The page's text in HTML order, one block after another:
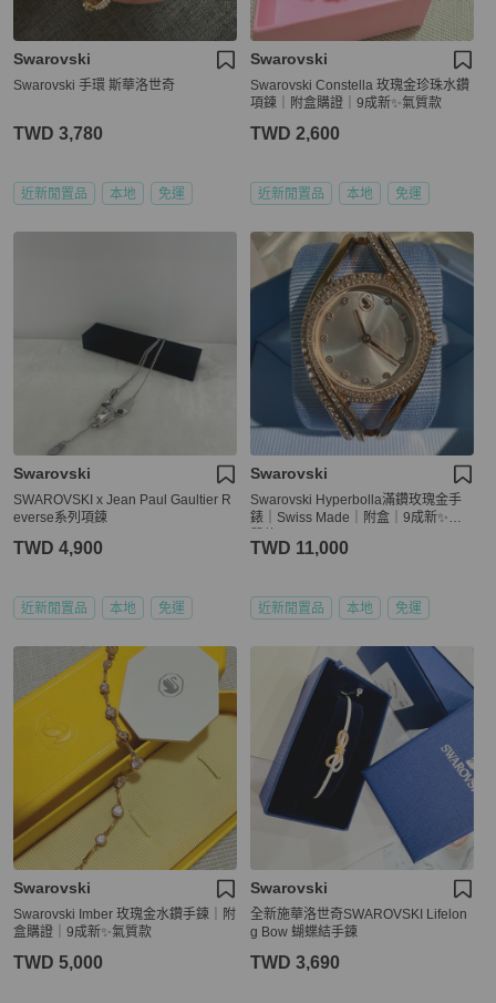
Swarovski
Swarovski 手環 斯華洛世奇
TWD 3,780
近新閒置品 本地 免運
Swarovski
Swarovski Constella 玫瑰金珍珠水鑽
項鍊｜附盒購證｜9成新✨氣質款
TWD 2,600
近新閒置品 本地 免運
Swarovski
SWAROVSKI x Jean Paul Gaultier R
everse系列項鍊
TWD 4,900
近新閒置品 本地 免運
Swarovski
Swarovski Hyperbolla滿鑽玫瑰金手
錶｜Swiss Made｜附盒｜9成新✨氣
TWD 11,000
近新閒置品 本地 免運
Swarovski
Swarovski Imber 玫瑰金水鑽手鍊｜附
盒購證｜9成新✨氣質款
TWD 5,000
Swarovski
全新施華洛世奇SWAROVSKI Lifelon
g Bow 蝴蝶結手鍊
TWD 3,690